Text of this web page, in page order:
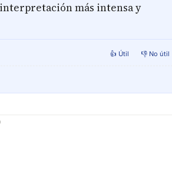
más intensa y
👍 Útil 👎 No útil